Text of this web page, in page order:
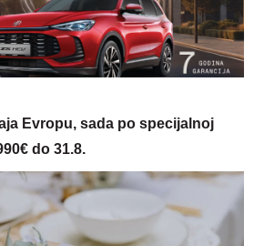
Evropu, sada po specijalnoj
do 31.8.